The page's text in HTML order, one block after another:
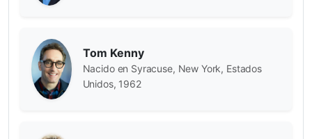
Tom Kenny
Nacido en Syracuse, New York, Estados
Unidos, 1962